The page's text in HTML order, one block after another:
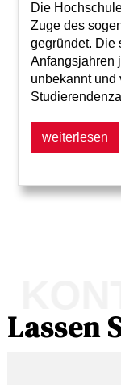
Die
Zuge des
gegründet. Die
Anfangsjahren
unbekannt und
weiterlesen
Lassen